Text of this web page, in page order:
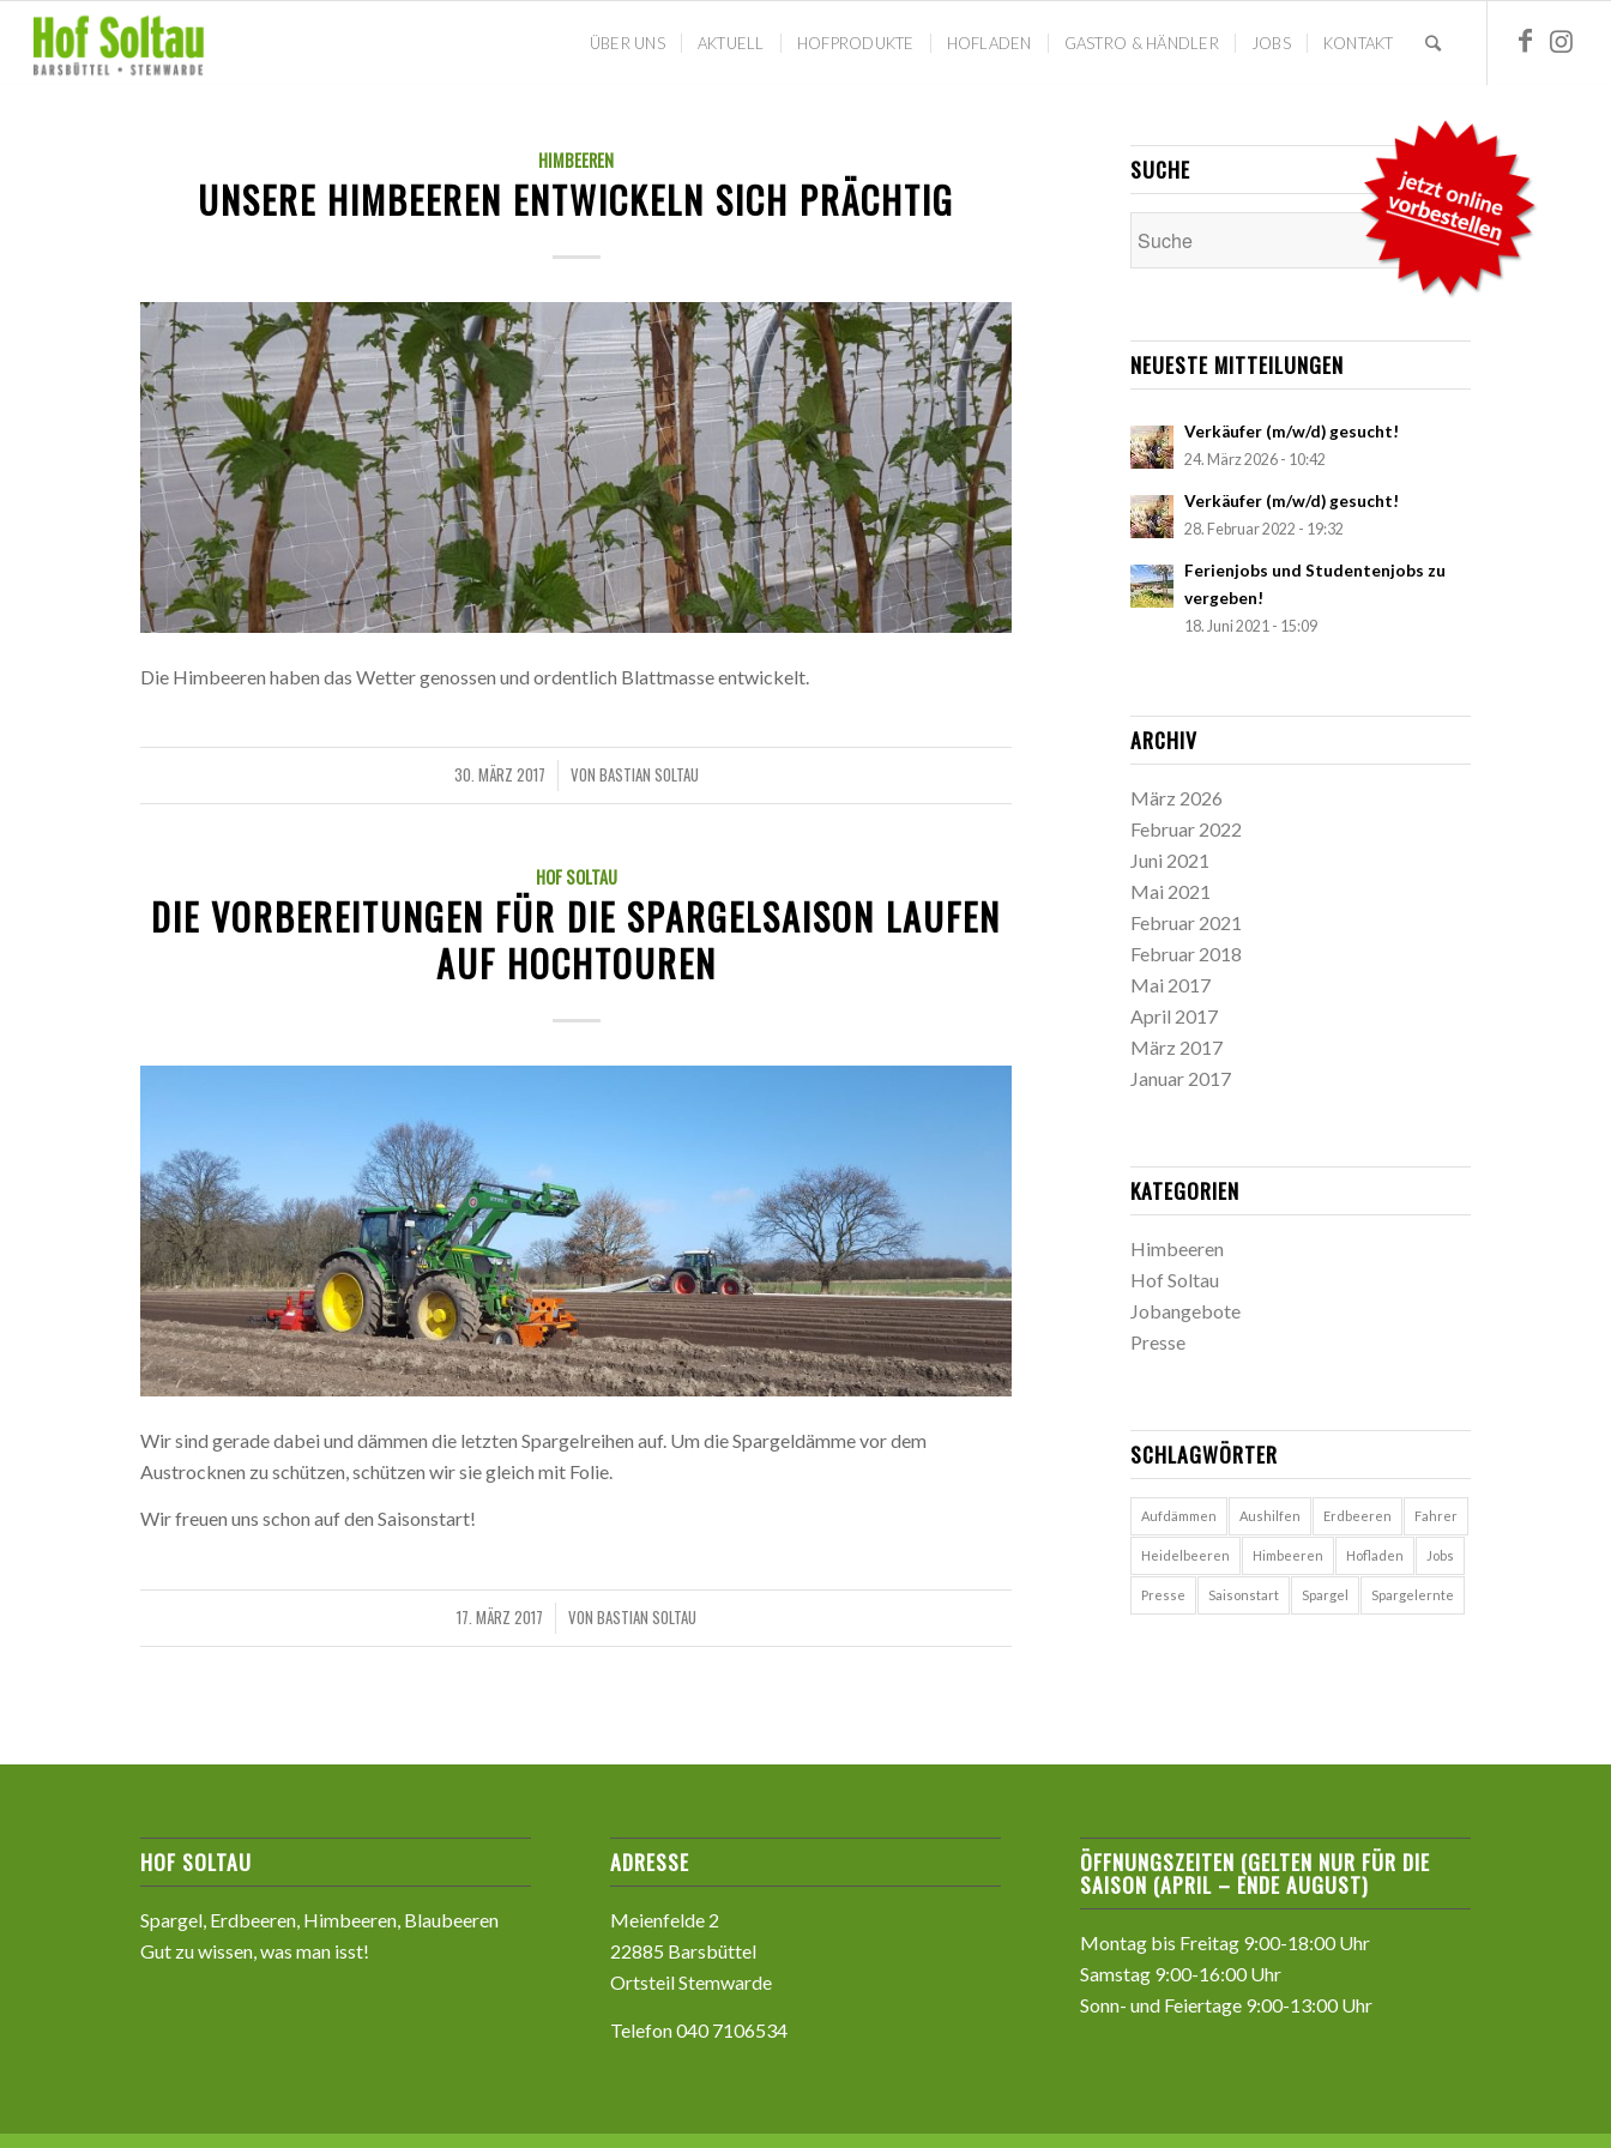
ÜBER UNS AKTUELL HOFPRODUKTE HOFLADEN GASTRO & HÄNDLER JOBS KONTAKT
HIMBEEREN
UNSERE HIMBEEREN ENTWICKELN SICH PRÄCHTIG
Die Himbeeren haben das Wetter genossen und ordentlich Blattmasse entwickelt.
30. MÄRZ 2017
/ VON BASTIAN SOLTAU
HOF SOLTAU
DIE VORBEREITUNGEN FÜR DIE SPARGELSAISON LAUFEN
AUF HOCHTOUREN
Wir sind gerade dabei und dämmen die letzten Spargelreihen auf. Um die Spargeldämme vor dem
Austrocknen zu schützen, schützen wir sie gleich mit Folie.
Wir freuen uns schon auf den Saisonstart!
17. MÄRZ 2017
/ VON BASTIAN SOLTAU
SUCHE
NEUESTE MITTEILUNGEN
Verkäufer (m/w/d) gesucht!
24. März 2026 - 10:42
Verkäufer (m/w/d) gesucht!
28. Februar 2022 - 19:32
Ferienjobs und Studentenjobs zu
vergeben!
18. Juni 2021 - 15:09
ARCHIV
März 2026
Februar 2022
Juni 2021
Mai 2021
Februar 2021
Februar 2018
Mai 2017
April 2017
März 2017
Januar 2017
KATEGORIEN
Himbeeren
Hof Soltau
Jobangebote
Presse
SCHLAGWÖRTER
Aufdämmen Aushilfen Erdbeeren Fahrer
Heidelbeeren Himbeeren Hofladen Jobs
Presse Saisonstart Spargel Spargelernte
HOF SOLTAU
Spargel, Erdbeeren, Himbeeren, Blaubeeren
Gut zu wissen, was man isst!
ADRESSE
Meienfelde 2
22885 Barsbüttel
Ortsteil Stemwarde
Telefon 040 7106534
ÖFFNUNGSZEITEN (GELTEN NUR FÜR DIE
SAISON (APRIL – ENDE AUGUST)
Montag bis Freitag 9:00-18:00 Uhr
Samstag 9:00-16:00 Uhr
Sonn- und Feiertage 9:00-13:00 Uhr